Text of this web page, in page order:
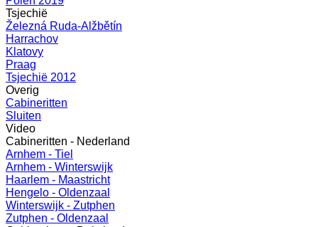
Tsjechië
Železná Ruda-Alžbětín
Harrachov
Klatovy
Praag
Tsjechië 2012
Overig
Cabineritten
Sluiten
Video
Cabineritten - Nederland
Arnhem - Tiel
Arnhem - Winterswijk
Haarlem - Maastricht
Hengelo - Oldenzaal
Winterswijk - Zutphen
Zutphen - Oldenzaal